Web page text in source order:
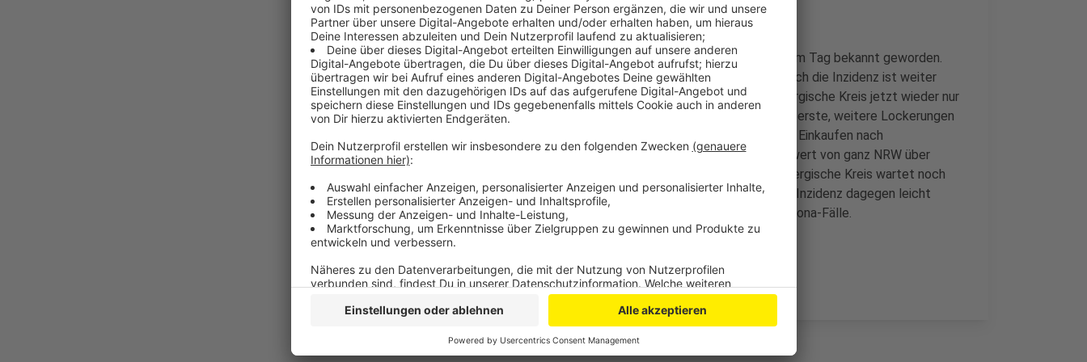
In den vergangenen Tagen waren maximal 30 neue Corona-Fälle am Tag bekannt geworden.
Damit ist die Zahl jetzt wieder auf das Dreifache angestiegen. Auch die Inzidenz ist weiter
stark gestiegen – um 10 Punkte auf 94,1. Damit liegt der Oberbergische Kreis jetzt wieder nur
noch knapp unter der Grenze von 100, bei der ab nächster Woche erste, weitere Lockerungen
– beispielsweise für den Einzelhandel - möglich wären. Stichwort: Einkaufen nach
Terminbuchung. Ob am Ende die Kreis-Inzidenz oder der Inzidenzwert von ganz NRW über
Lockerungen entscheidet, müsse man noch abwarten. Der Oberbergische Kreis wartet noch
auf die genaue, neue Verfügung des Landes. In Rhein-Berg ist die Inzidenz dagegen leicht
gesunken- auf 54,7. Der Kreis meldet am Donnerstag 37 neue Corona-Fälle.
Anzeige